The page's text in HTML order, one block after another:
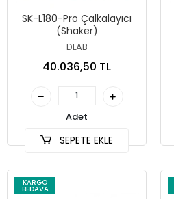
SK-L180-Pro Çalkalayıcı
(Shaker)
DLAB
40.036,50 TL
Adet
SEPETE EKLE
KARGO
BEDAVA